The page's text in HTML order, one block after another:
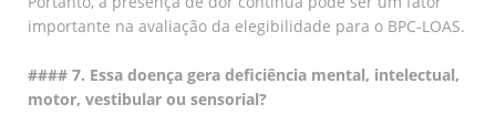
importante na avaliação da elegibilidade para o BPC-LOAS.
#### 7. Essa doença gera deficiência mental, intelectual,
motor, vestibular ou sensorial?